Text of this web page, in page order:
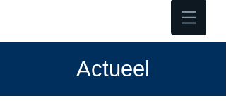
Actueel